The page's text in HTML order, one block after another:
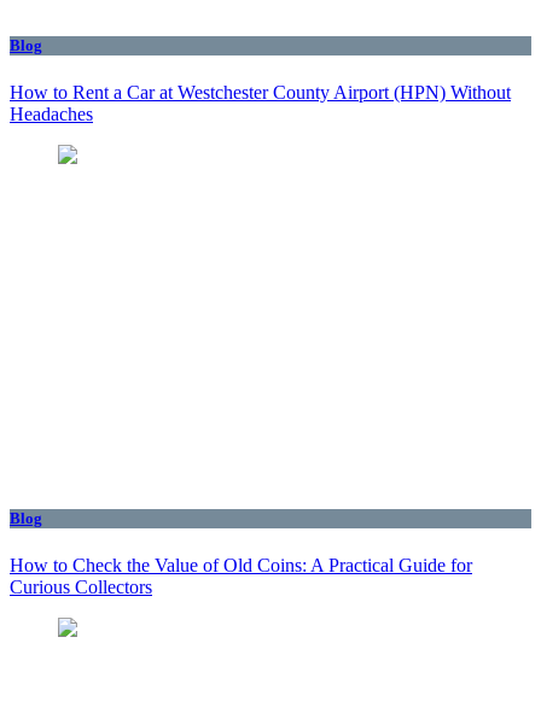
Blog
How to Rent a Car at Westchester County Airport (HPN) Without
Headaches
Blog
How to Check the Value of Old Coins: A Practical Guide for
Curious Collectors